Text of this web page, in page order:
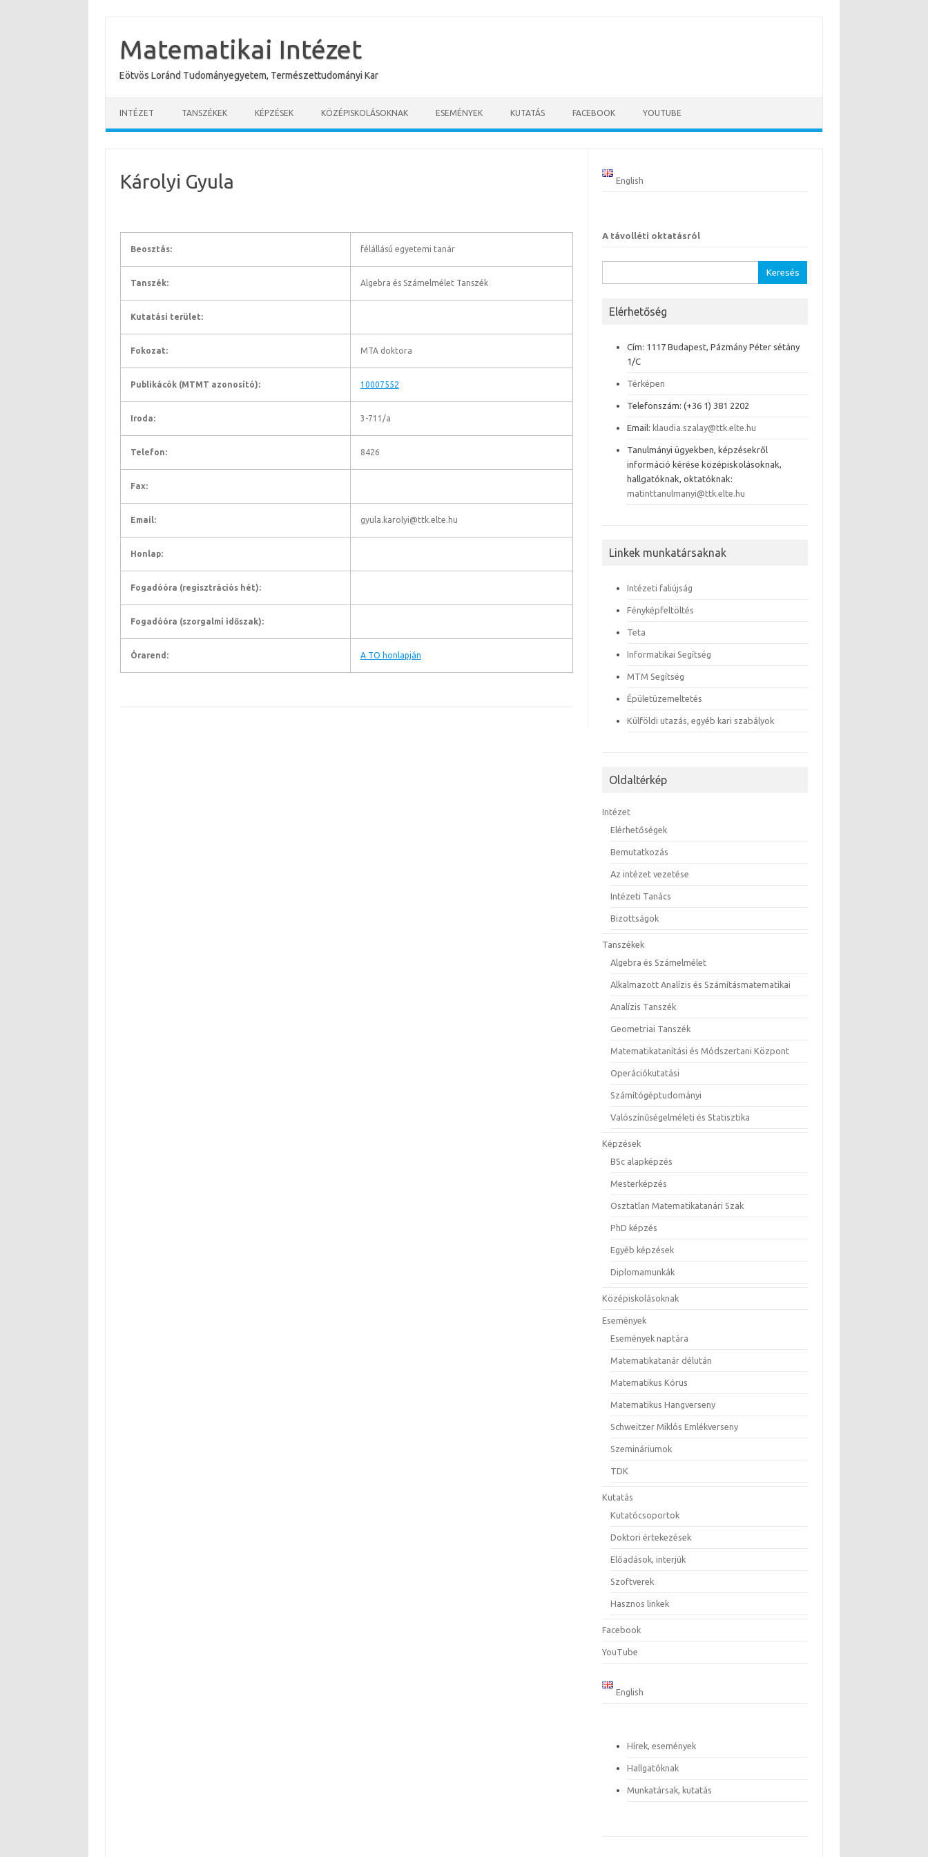
content
Matematikai Intézet
Eötvös Loránd Tudományegyetem, Természettudományi Kar
INTÉZET TANSZÉKEK KÉPZÉSEK KÖZÉPISKOLÁSOKNAK ESEMÉNYEK KUTATÁS FACEBOOK YOUTUBE
Károlyi Gyula
Beosztás: félállású egyetemi tanár
Tanszék: Algebra és Számelmélet Tanszék
Kutatási terület:
Fokozat: MTA doktora
Publikácók (MTMT azonosító): 10007552
Iroda: 3-711/a
Telefon: 8426
Fax:
Email: gyula.karolyi@ttk.elte.hu
Honlap:
Fogadóóra (regisztrációs hét):
Fogadóóra (szorgalmi időszak):
Órarend: A TO honlapján
English
A távolléti oktatásról
Elérhetőség
Cím: 1117 Budapest, Pázmány Péter sétány
1/C
Térképen
Telefonszám: (+36 1) 381 2202
Email: klaudia.szalay@ttk.elte.hu
Tanulmányi ügyekben, képzésekről
információ kérése középiskolásoknak,
hallgatóknak, oktatóknak:
matinttanulmanyi@ttk.elte.hu
Linkek munkatársaknak
Intézeti faliújság
Fényképfeltöltés
Teta
Informatikai Segítség
MTM Segítség
Épületüzemeltetés
Külföldi utazás, egyéb kari szabályok
Oldaltérkép
Intézet
Elérhetőségek
Bemutatkozás
Az intézet vezetése
Intézeti Tanács
Bizottságok
Tanszékek
Algebra és Számelmélet
Alkalmazott Analízis és Számításmatematikai
Analízis Tanszék
Geometriai Tanszék
Matematikatanítási és Módszertani Központ
Operációkutatási
Számítógéptudományi
Valószínűségelméleti és Statisztika
Képzések
BSc alapképzés
Mesterképzés
Osztatlan Matematikatanári Szak
PhD képzés
Egyéb képzések
Diplomamunkák
Középiskolásoknak
Események
Események naptára
Matematikatanár délután
Matematikus Kórus
Matematikus Hangverseny
Schweitzer Miklós Emlékverseny
Szemináriumok
TDK
Kutatás
Kutatócsoportok
Doktori értekezések
Előadások, interjúk
Szoftverek
Hasznos linkek
Facebook
YouTube
English
Hírek, események
Hallgatóknak
Munkatársak, kutatás